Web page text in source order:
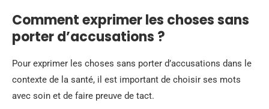
Comment exprimer les choses sans
porter d’accusations ?
Pour exprimer les choses sans porter d’accusations dans le
contexte de la santé, il est important de choisir ses mots
avec soin et de faire preuve de tact.